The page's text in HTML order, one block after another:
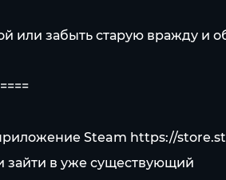
или забыть старую вражду и
Steam https://
зайти в уже существующий